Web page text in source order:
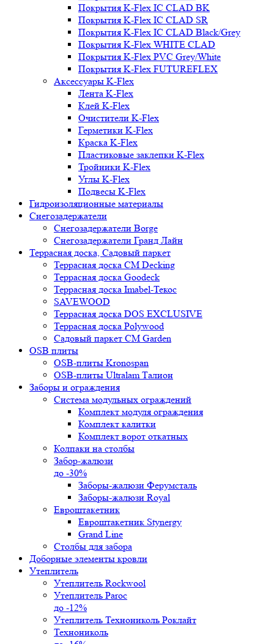
Покрытия K-Flex IC CLAD BK
Покрытия K-Flex IC CLAD SR
Покрытия K-Flex IC CLAD Black/Grey
Покрытия K-Flex WHITE CLAD
Покрытия K-Flex PVC Grey/White
Покрытия K-Flex FUTUREFLEX
Аксессуары K-Flex
Лента K-Flex
Клей K-Flex
Очистители K-Flex
Герметики K-Flex
Краска K-Flex
Пластиковые заклепки K-Flex
Тройники K-Flex
Углы K-Flex
Подвесы K-Flex
Гидроизоляционные материалы
Снегозадержатели
Снегозадержатели Borge
Снегозадержатели Гранд Лайн
Террасная доска, Садовый паркет
Террасная доска CM Decking
Террасная доска Goodeck
Террасная доска Imabel-Текос
SAVEWOOD
Террасная доска DOS EXCLUSIVE
Террасная доска Polywood
Садовый паркет CM Garden
OSB плиты
OSB-плиты Kronospan
OSB-плиты Ultralam Талион
Заборы и ограждения
Система модульных ограждений
Комплект модуля ограждения
Комплект калитки
Комплект ворот откатных
Колпаки на столбы
Забор-жалюзи
до -30%
Заборы-жалюзи Ферумсталь
Заборы-жалюзи Royal
Евроштакетник
Евроштакетник Stynergy
Grand Line
Столбы для забора
Доборные элементы кровли
Утеплитель
Утеплитель Rockwool
Утеплитель Paroc
до -12%
Утеплитель Технониколь Роклайт
Технониколь